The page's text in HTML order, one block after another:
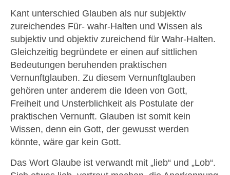
Kant unterschied Glauben als nur subjektiv
zureichendes Für- wahr-Halten und Wissen als
subjektiv und objektiv zureichend für Wahr-Halten.
Gleichzeitig begründete er einen auf sittlichen
Bedeutungen beruhenden praktischen
Vernunftglauben. Zu diesem Vernunftglauben
gehören unter anderem die Ideen von Gott,
Freiheit und Unsterblichkeit als Postulate der
praktischen Vernunft. Glauben ist somit kein
Wissen, denn ein Gott, der gewusst werden
könnte, wäre gar kein Gott.
Das Wort Glaube ist verwandt mit „lieb“ und „Lob“.